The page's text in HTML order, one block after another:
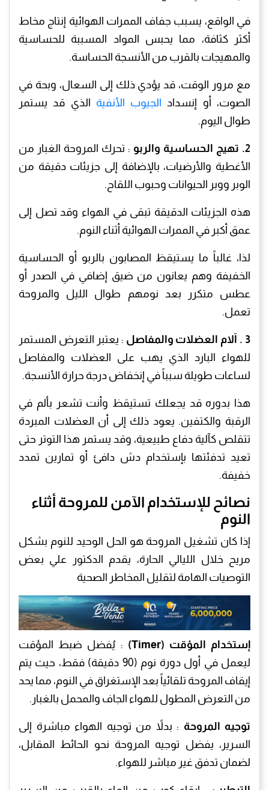
في الواقع، يسبب جفاف الممرات الهوائية إنتاج مخاط
أكثر كثافة، مما يحبس المواد المسببة للحساسية
والمهيجات بالقرب من الأنسجة الحساسة.
مع مرور الوقت، قد يؤدي ذلك إلى السعال، وبحة في
الصوت، أو إنسداد الجيوب الأنفية الذي قد يستمر
طوال اليوم.
2. تهيج الحساسية والربو
: تحرك المروحة الغبار من
الأغطية والأرضيات، بالإضافة إلى جزيئات دقيقة من
الوبر ووبر الحيوانات وحبوب اللقاح.
هذه الجزيئات الدقيقة تبقى في الهواء وقد تصل إلى
عمق أكبر في الممرات الهوائية أثناء النوم.
لذا، غالباً ما يستيقظ المصابون بالربو أو الحساسية
الخفيفة وهم يعانون من ضيق إضافي في الصدر أو
عطس متكرر بعد نومهم طوال الليل والمروحة
تعمل.
3 . آلام العضلات والمفاصل
: يعتبر التعرض المستمر
للهواء البارد الذي يهب على العضلات والمفاصل
لساعات طويلة سبباً في إنخفاض درجة حرارة الأنسجة.
هذا بدوره قد يجعلك تستيقظ وأنت تشعر بألم في
الرقبة والكتفين. يعود ذلك إلى أن العضلات المبردة
تتقلص كآلية دفاع طبيعية، وقد يستمر هذا التوتر حتى
تعيد تدفئتها بإستخدام دش دافئ أو تمارين تمدد
خفيفة.
نصائح للإستخدام الآمن للمروحة أثناء
النوم
إذا كان تشغيل المروحة هو الحل الوحيد للنوم بشكل
مريح خلال الليالي الحارة، يقدم الدكتور علي بعض
التوصيات الهامة لتقليل المخاطر الصحية
إستخدام المؤقت (Timer)
: يُفضل ضبط المؤقت
ليعمل في أول دورة نوم (90 دقيقة) فقط، حيث يتم
إيقاف المروحة تلقائياً بعد الإستغراق في النوم، مما يحد
من التعرض المطول للهواء الجاف والمحمل بالغبار.
توجيه المروحة : بدلاً من توجيه الهواء مباشرة إلى
السرير، يفضل توجيه المروحة نحو الحائط المقابل،
لضمان تدفق غير مباشر للهواء.